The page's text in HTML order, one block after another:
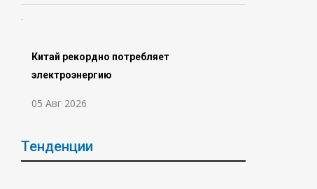
Китай рекордно потребляет
электроэнергию
05 Авг 2026
Тенденции